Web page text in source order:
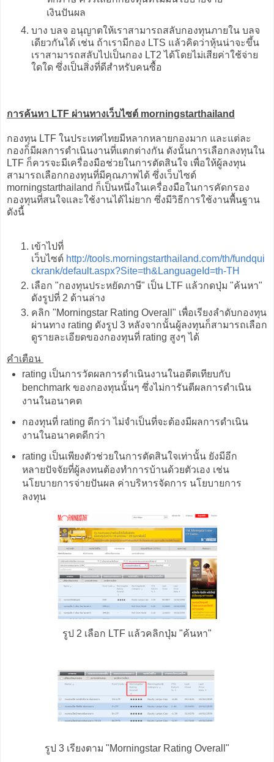
เงินปันผล
บาง บลจ อนุญาตให้เราสามารถสลับกองทุนภายใน บลจ
เดียวกันได้ เช่น ถ้าเรามีกอง LTS แล้วคิดว่าหุ้นน่าจะขึ้น
เราสามารถสลับไปเป็นกอง LT2 ได้โดยไม่เสียค่าใช้จ่าย
ใดใด ซึ่งเป็นสิ่งที่ดีสำหรับคนซื้อ
การค้นหา LTF ผ่านทางเว็บไซต์ morningstarthailand
กองทุน LTF ในประเทศไทยมีหลากหลายกองมาก และแต่ละ
กองก็มีผลการดำเนินงานที่แตกต่างกัน ดังนั้นการเลือกลงทุนใน
LTF ก็ควรจะมีเครื่องมือช่วยในการตัดสินใจ เพื่อให้ผู้ลงทุน
สามารถเลือกกองทุนที่มีคุณภาพได้ ซึ่งเว็บไซต์
morningstarthailand ก็เป็นหนึ่งในเครื่องมือในการคัดกรอง
กองทุนที่สนใจและใช้งานได้ไม่ยาก ซึ่งมีวิธีการใช้งานพื้นฐาน
ดังนี้
เข้าไปที่
เว็บไซต์ http://tools.morningstarthailand.com/th/fundqui
ckrank/default.aspx?Site=th&LanguageId=th-TH
เลือก "กองทุนประหยัดภาษี" เป็น LTF แล้วกดปุ่ม "ค้นหา"
ดังรูปที่ 2 ด้านล่าง
คลิก "Morningstar Rating Overall" เพื่อเรียงลำดับกองทุน
ผ่านทาง rating ดังรูป 3 หลังจากนั้นผู้ลงทุนก็สามารถเลือก
ดูรายละเอียดของกองทุนที่ rating สูงๆ ได้
คำเตือน
rating เป็นการวัดผลการดำเนินงานในอดีตเทียบกับ
benchmark ของกองทุนนั้นๆ ซึ่งไม่การันตีผลการดำเนิน
งานในอนาคต
กองทุนที่ rating ดีกว่า ไม่จำเป็นที่จะต้องมีผลการดำเนิน
งานในอนาคตดีกว่า
rating เป็นเพียงตัวช่วยในการตัดสินใจเท่านั้น ยังมีอีก
หลายปัจจัยที่ผู้ลงทนต้องทำการบ้านด้วยตัวเอง เช่น
นโยบายการจ่ายปันผล ค่าบริหารจัดการ นโยบายการ
ลงทุน
รูป 2 เลือก LTF แล้วคลิกปุ่ม "ค้นหา"
รูป 3 เรียงตาม "Morningstar Rating Overall"